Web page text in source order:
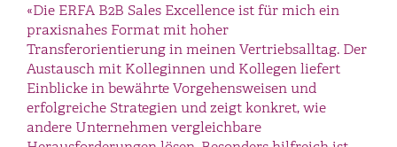
«Die ERFA B2B Sales Excellence ist für mich ein
praxisnahes Format mit hoher
Transferorientierung in meinen Vertriebsalltag. Der
Austausch mit Kolleginnen und Kollegen liefert
Einblicke in bewährte Vorgehensweisen und
erfolgreiche Strategien und zeigt konkret, wie
andere Unternehmen vergleichbare